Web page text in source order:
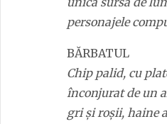
personajele
BĂRBATUL
Chip palid, cu
înconjurat de un
gri și roșii, haine